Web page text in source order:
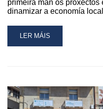
primeira man os
dinamizar a economía
READ
MORE
GUARDA,
ROBERTO
LER MÁIS